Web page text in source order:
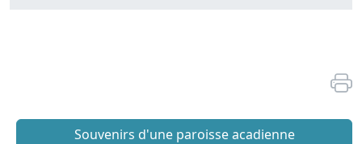
Souvenirs d'une paroisse acadienne